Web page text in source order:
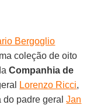
Bergoglio
coleção de oito
Companhia de
Lorenzo Ricci,
do padre geralJan